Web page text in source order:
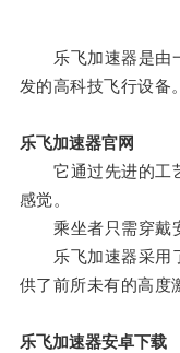
乐飞加速器是由一
发的高科技飞行设备。
乐飞加速器官网
它通过先进的工艺
感觉。
乘坐者只需穿戴安
乐飞加速器采用了
供了前所未有的高度
乐飞加速器安卓下载